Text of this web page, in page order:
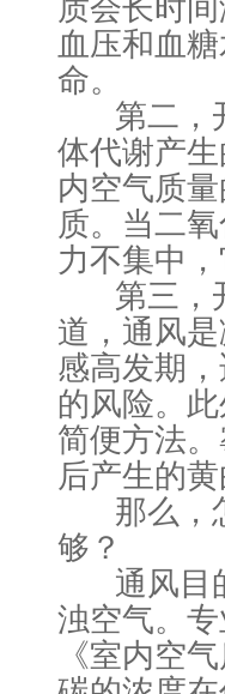
质会长时
血压和血
命。
第二，
体代谢产
内空气质
质。当二
力不集中
第三，
道，通风
感高发期
的风险。
简便方法
后产生的
那么，
够？
通风目
浊空气。
《室内空